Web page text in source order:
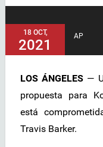
18 OCT,
2021
AP
LOS ÁNGELES —
propuesta para
está
Travis Barker.